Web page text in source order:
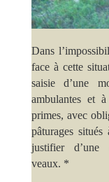
Dans
face à cette
saisie d’une
ambulantes et
primes, avec
pâturages
justifier d’une
veaux. *